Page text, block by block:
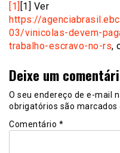
[1] [1] Ver
https://
03/vinicolas-devem-
trabalho-escravo-no-rs,
Deixe um
O seu endereço de e-mail
obrigatórios são marcados
Comentário *